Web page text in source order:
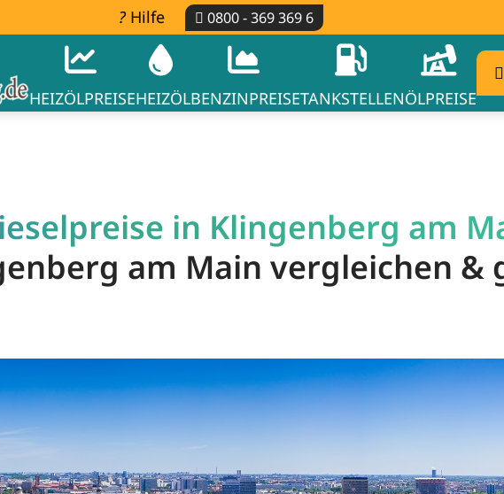
Hilfe 0800 - 369 369 6
HEIZÖLPREISEHEIZÖLBENZINPREISETANKSTELLENÖLPREISE
in Klingenberg am
am Main vergleichen &